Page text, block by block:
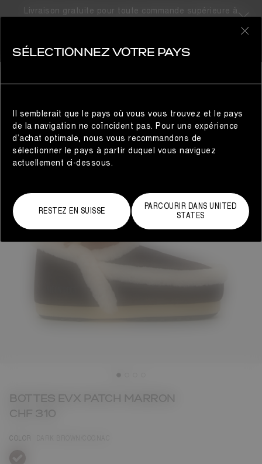
Livraison gratuite pour toute commande supérieure à
BOTTES EVX PATCH MARRON
CHF 310
COLOR
sélectionné
SÉLECTIONNEZ VOTRE PAYS
Il semblerait que le pays où vous vous trouvez et le pays
de la navigation ne coïncident pas. Pour une expérience
d’achat optimale, nous vous recommandons de
sélectionner le pays à partir duquel vous naviguez
actuellement ci-dessous.
RESTEZ EN SUISSE
PARCOURIR DANS UNITED
STATES